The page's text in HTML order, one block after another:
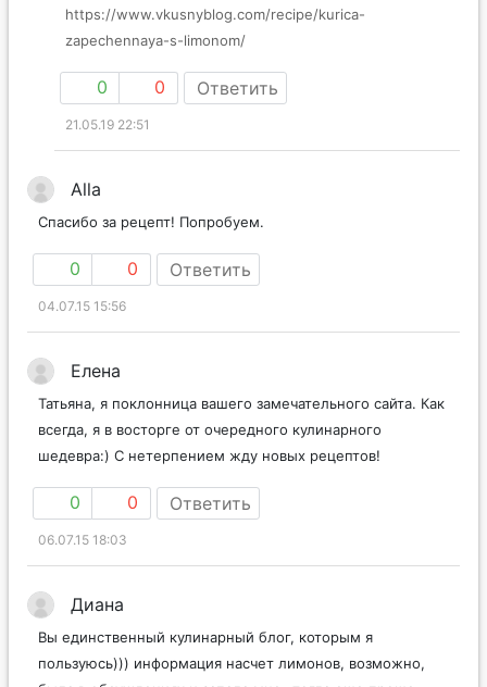
https://www.vkusnyblog.com/recipe/kurica-
zapechennaya-s-limonom/
0 0 Ответить
21.05.19 22:51
Alla
Спасибо за рецепт! Попробуем.
0 0 Ответить
04.07.15 15:56
Елена
Татьяна, я поклонница вашего замечательного сайта. Как
всегда, я в восторге от очередного кулинарного
шедевра:) С нетерпением жду новых рецептов!
0 0 Ответить
06.07.15 18:03
Диана
Вы единственный кулинарный блог, которым я
пользуюсь))) информация насчет лимонов, возможно,